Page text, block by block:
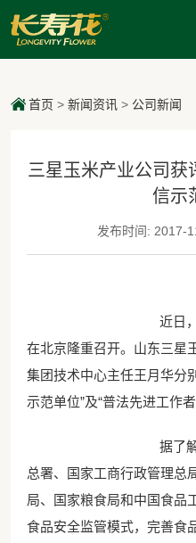
首页 > 新闻资讯> 公司新闻
三星玉米产业公司获
信示
发布时间: 2017-
近日，
在北京隆重召开。山东三星
集团技术中心主任王月华分
示范单位”及“普法先进工作者
据了解
总署、国家工商行政管理总
局、国家粮食局和中国食品
食品安全监管模式，完善食